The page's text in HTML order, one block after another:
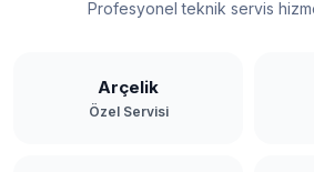
Profesyonel teknik servis
Arçelik
Özel Servisi